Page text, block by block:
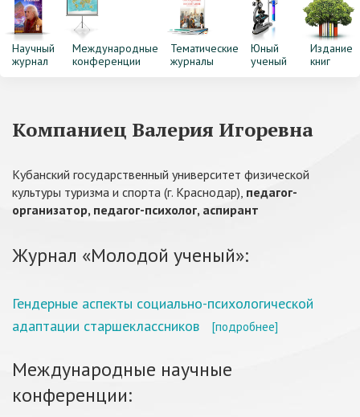
Научный
журнал
Международные
конференции
Тематические
журналы
Юный
ученый
Издание
книг
Компаниец Валерия Игоревна
Кубанский государственный университет физической
культуры туризма и спорта (г. Краснодар), педагог-
организатор, педагог-психолог, аспирант
Журнал «Молодой ученый»:
Гендерные аспекты социально-психологической
адаптации старшеклассников
[подробнее]
Международные научные
конференции: